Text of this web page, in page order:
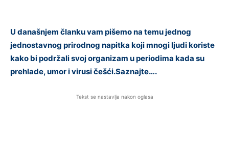
U današnjem članku vam pišemo na temu jednog
jednostavnog prirodnog napitka koji mnogi ljudi koriste
kako bi podržali svoj organizam u periodima kada su
prehlade, umor i virusi češći.Saznajte….
Tekst se nastavlja nakon oglasa